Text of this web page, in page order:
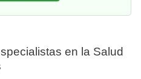
en la Salud